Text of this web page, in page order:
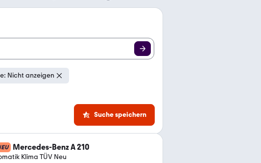
Nicht anzeigen
Suche speichern
Mercedes-Benz A 210
Klima TÜV Neu